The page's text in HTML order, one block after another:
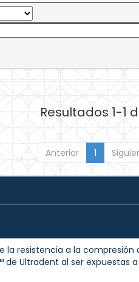
Resultados 1-1
Anterior 1
la resistencia a la compresión
de Ultradent al ser expuestas